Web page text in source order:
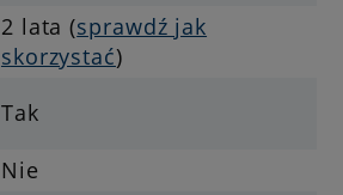
2 lata (sprawdź jak
skorzystać)
Tak
Nie